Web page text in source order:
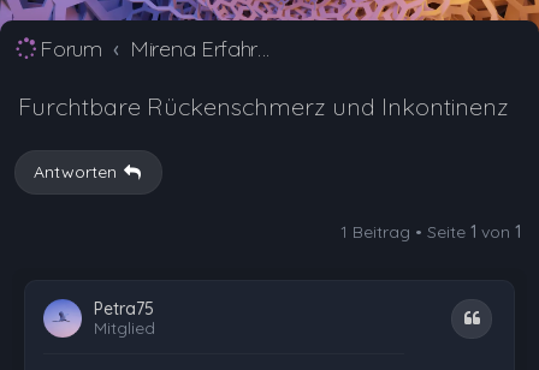
Forum Mirena Erfahrungsberichte und Nebenwirkungen
Furchtbare Rückenschmerz und Inkontinenz
Antworten
1 Beitrag • Seite 1 von 1
Petra75
Mitglied
Zitat